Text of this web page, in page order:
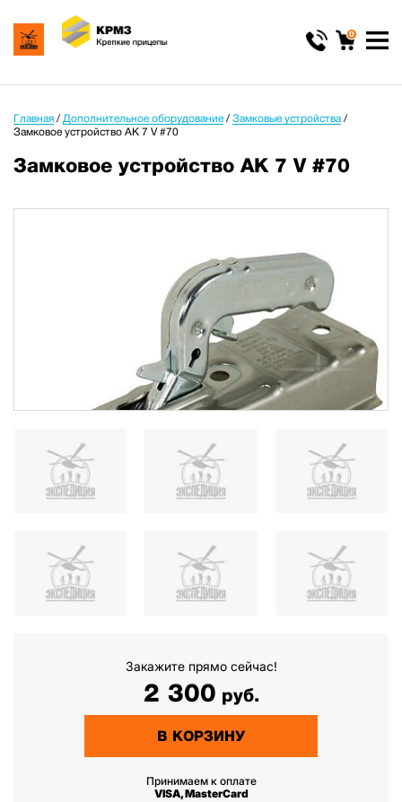
0
Главная / Дополнительное оборудование / Замковые устройства/
Замковое устройство АК 7 V #70
Замковое устройство АК 7 V #70
Закажите прямо сейчас!
2 300 руб.
В КОРЗИНУ
Принимаем к оплате
VISA, MasterCard